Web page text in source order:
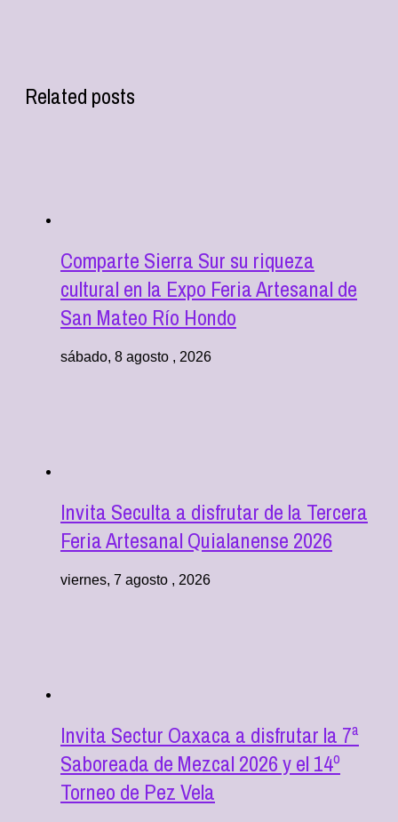
Related posts
Comparte Sierra Sur su riqueza
cultural en la Expo Feria Artesanal de
San Mateo Río Hondo
sábado, 8 agosto , 2026
Invita Seculta a disfrutar de la Tercera
Feria Artesanal Quialanense 2026
viernes, 7 agosto , 2026
Invita Sectur Oaxaca a disfrutar la 7ª
Saboreada de Mezcal 2026 y el 14º
Torneo de Pez Vela